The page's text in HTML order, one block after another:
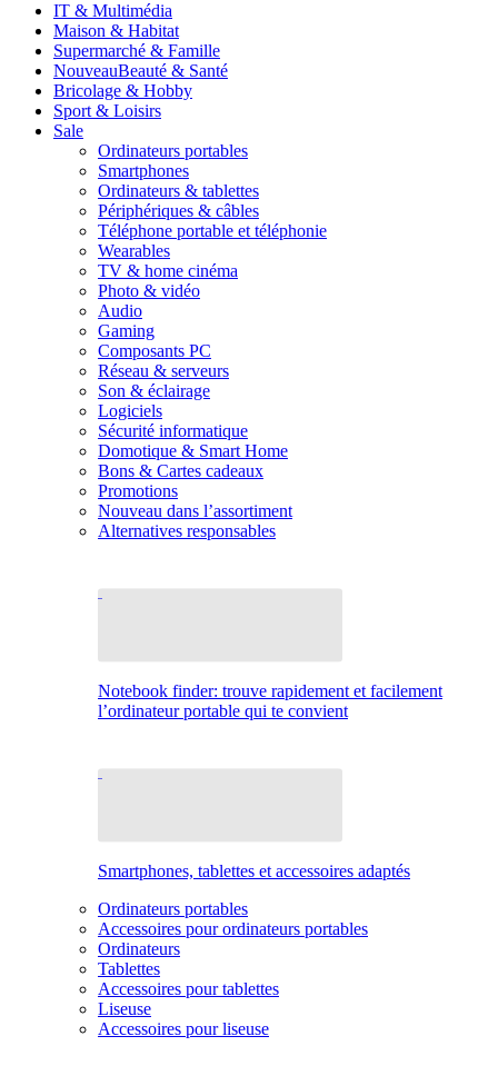
IT & Multimédia
Maison & Habitat
Supermarché & Famille
NouveauBeauté & Santé
Bricolage & Hobby
Sport & Loisirs
Sale
Ordinateurs portables
Smartphones
Ordinateurs & tablettes
Périphériques & câbles
Téléphone portable et téléphonie
Wearables
TV & home cinéma
Photo & vidéo
Audio
Gaming
Composants PC
Réseau & serveurs
Son & éclairage
Logiciels
Sécurité informatique
Domotique & Smart Home
Bons & Cartes cadeaux
Promotions
Nouveau dans l’assortiment
Alternatives responsables
Notebook finder: trouve rapidement et facilement
l’ordinateur portable qui te convient
Smartphones, tablettes et accessoires adaptés
Ordinateurs portables
Accessoires pour ordinateurs portables
Ordinateurs
Tablettes
Accessoires pour tablettes
Liseuse
Accessoires pour liseuse